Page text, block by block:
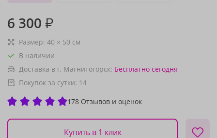
6 300 ₽
Размер: 40 × 50 см
В наличии
Доставка в г. Магнитогорск: Бесплатно сегодня
Покупок за сутки: 14
178 Отзывов и оценок
Купить в 1 клик